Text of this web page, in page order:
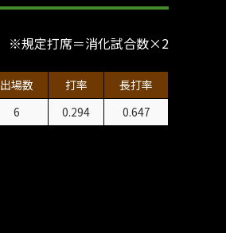
※規定打席＝消化試合数×2
出場数 打率
長打率
6 0.294 0.647